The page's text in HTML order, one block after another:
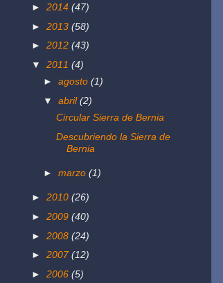
► 2014 (47)
► 2013 (58)
► 2012 (43)
▼ 2011 (4)
►agosto(1)
▼abril(2)
Circular Sierra de Bernia
Descubriendo la Sierra de
Bernia
►marzo(1)
► 2010 (26)
► 2009 (40)
► 2008 (24)
► 2007(12)
► 2006 (5)